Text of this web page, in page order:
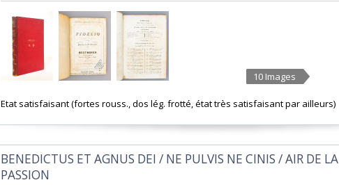
10 Images
‎Etat satisfaisant (fortes rouss., dos lég. frotté, état très satisfaisant par ailleurs)‎
‎BENEDICTUS ET AGNUS DEI / NE PULVIS NE CINIS / AIR DE LA
PASSION‎